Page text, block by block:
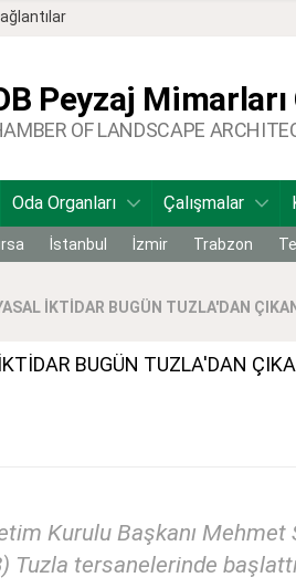
Peyzaj Mimarları
OF LANDSCAPE
Oda Organları Çalışmalar
İstanbul İzmir Trabzon
İKTİDAR BUGÜN TUZLA'DAN
BUGÜN TUZLA'DAN
Kurulu Başkanı Mehmet
Tuzla tersanelerinde